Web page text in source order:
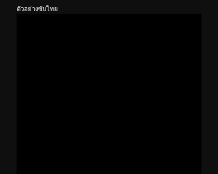
ตัวอย่างซับไทย